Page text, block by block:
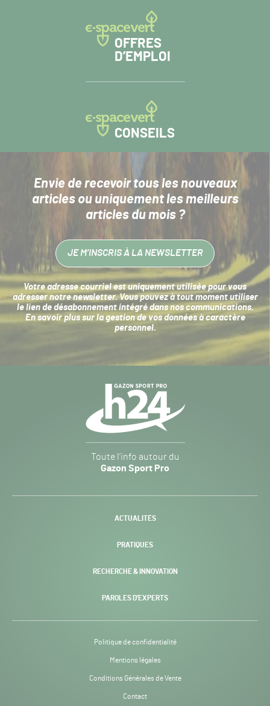
OFFRES
D’EMPLOI
CONSEILS
Envie de recevoir tous les nouveaux
articlesou uniquement les meilleurs
articles du mois ?
JE M’INSCRIS À LA NEWSLETTER
Votre adresse courriel est uniquement utilisée pour vous
adresser notre newsletter. Vous pouvez à tout moment utiliser
le lien de désabonnement intégré dans nos communications.
En savoir plus sur la gestion de vos données à caractère
personnel.
Sport
Pro
-
Toute l’info autour du
Gazon Sport Pro
ACTUALITÉS
PRATIQUES
RECHERCHE & INNOVATION
PAROLES D’EXPERTS
Politique de confidentialité
Mentions légales
Conditions Générales de Vente
Contact